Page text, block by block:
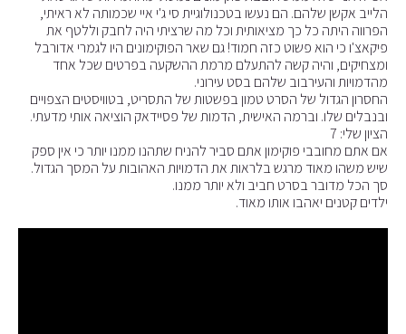
הלייב אקשן שלהם. הם נעשו בטכנולוגיית סי ג'י איי שכמותה לא ראיתי,
הפרווה היתה כל כך מציאותית וכל מה שרציתי היה לחבק וללטף את
פיקאצ'ו כי הוא פשוט כזה חמוד! גם שאר הפוקימונים היו לגמרי אדורבל
ומצחיקים, והיה קשה להתעלם מרמת ההשקעה בפרטים שכל אחד
מהדמויות והעירבוב שלהם בסט עירוני.
החסרון הגדול של הסרט טמון בפשטות של התסריט, בטוויסטים הצפויים
ובנבלים שלו. וברמה האישית, הדמות של פסיידאק הוציאה אותי מדעתי.
הציון שלי: 7
אם אתם מחובבי פוקימון אתם סביר להניח שתהנו ממנו יותר כי אין ספק
שיש משהו מאוד מרגש בלראות את הדמויות האהובות על המסך הגדול.
סך הכל מדובר בסרט חביב ולא יותר ממנו.
ילדים קטנים יאהבו אותו מאוד.